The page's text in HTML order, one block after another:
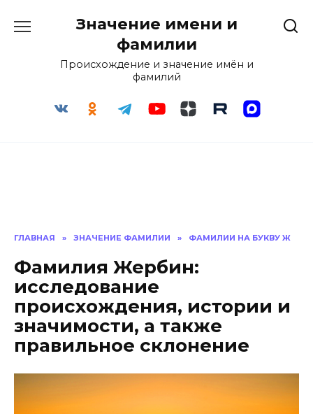
Значение имени и
фамилии
Происхождение и значение имён и
фамилий
ГЛАВНАЯ » ЗНАЧЕНИЕ ФАМИЛИИ » ФАМИЛИИ НА БУКВУ Ж
Фамилия Жербин:
исследование
происхождения, истории и
значимости, а также
правильное склонение